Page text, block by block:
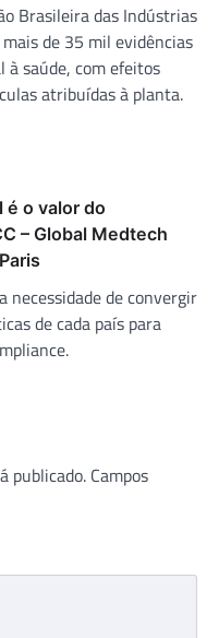
Brasileira das Indústrias
de 35 mil evidências
à saúde, com efeitos
atribuídas à planta.
é o valor do
– Global Medtech
necessidade de convergir
de cada país para
publicado. Campos